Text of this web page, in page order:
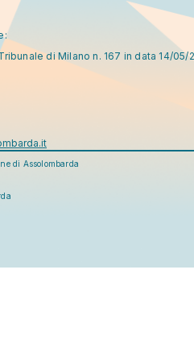
di Milano n. 167 in data 14/05/
di Assolombarda